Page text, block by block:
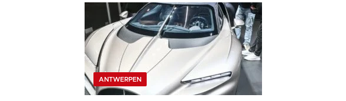
ANTWERPEN